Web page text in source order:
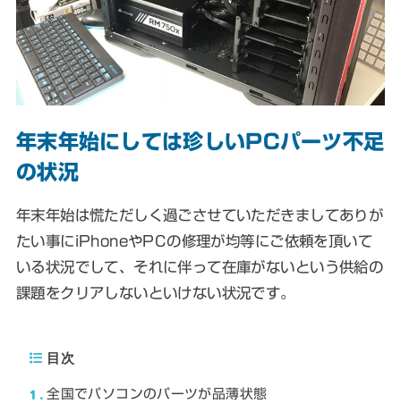
年末年始にしては珍しいPCパーツ不足
の状況
年末年始は慌ただしく過ごさせていただきましてありが
たい事にiPhoneやPCの修理が均等にご依頼を頂いて
いる状況でして、それに伴って在庫がないという供給の
課題をクリアしないといけない状況です。
目次
1 全国でパソコンのパーツが品薄状態